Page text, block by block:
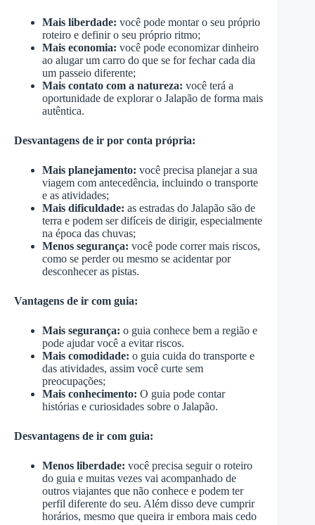
Mais liberdade: você pode montar o seu próprio
roteiro e definir o seu próprio ritmo;
Mais economia: você pode economizar dinheiro
ao alugar um carro do que se for fechar cada dia
um passeio diferente;
Mais contato com a natureza: você terá a
oportunidade de explorar o Jalapão de forma mais
autêntica.
Desvantagens de ir por conta própria:
Mais planejamento: você precisa planejar a sua
viagem com antecedência, incluindo o transporte
e as atividades;
Mais dificuldade: as estradas do Jalapão são de
terra e podem ser difíceis de dirigir, especialmente
na época das chuvas;
Menos segurança: você pode correr mais riscos,
como se perder ou mesmo se acidentar por
desconhecer as pistas.
Vantagens de ir com guia:
Mais segurança: o guia conhece bem a região e
pode ajudar você a evitar riscos.
Mais comodidade: o guia cuida do transporte e
das atividades, assim você curte sem
preocupações;
Mais conhecimento: O guia pode contar
histórias e curiosidades sobre o Jalapão.
Desvantagens de ir com guia:
Menos liberdade: você precisa seguir o roteiro
do guia e muitas vezes vai acompanhado de
outros viajantes que não conhece e podem ter
perfil diferente do seu. Além disso deve cumprir
horários, mesmo que queira ir embora mais cedo